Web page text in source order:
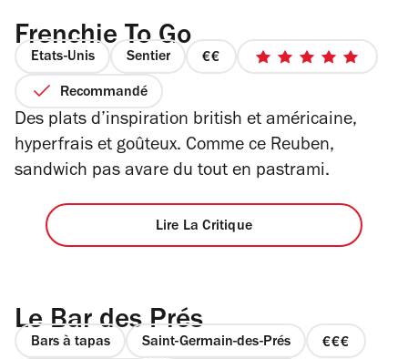
Frenchie To Go
Etats-Unis Sentier
prix
sur
5
5
Recommandé
Des plats d’inspiration british et américaine,
hyperfrais et goûteux. Comme ce Reuben,
sandwich pas avare du tout en pastrami.
Lire La Critique
Le Bar des Prés
Bars à tapas Saint-Germain-des-Prés
prix